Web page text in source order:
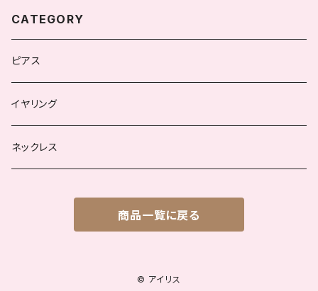
CATEGORY
ピアス
イヤリング
ネックレス
商品一覧に戻る
© アイリス